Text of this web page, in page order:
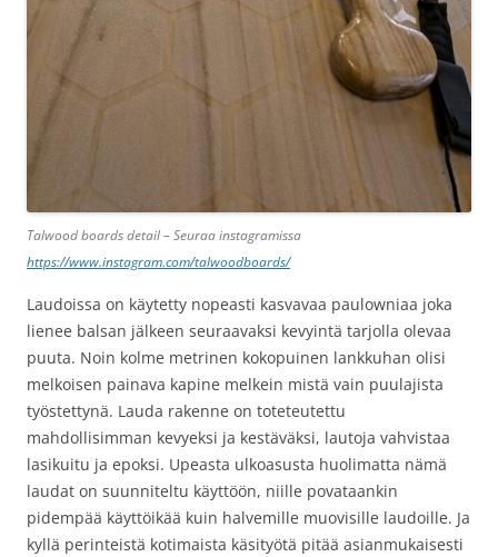
Talwood boards detail – Seuraa instagramissa
https://www.instagram.com/talwoodboards/
Laudoissa on käytetty nopeasti kasvavaa paulowniaa joka
lienee balsan jälkeen seuraavaksi kevyintä tarjolla olevaa
puuta. Noin kolme metrinen kokopuinen lankkuhan olisi
melkoisen painava kapine melkein mistä vain puulajista
työstettynä. Lauda rakenne on toteteutettu
mahdollisimman kevyeksi ja kestäväksi, lautoja vahvistaa
lasikuitu ja epoksi. Upeasta ulkoasusta huolimatta nämä
laudat on suunniteltu käyttöön, niille povataankin
pidempää käyttöikää kuin halvemille muovisille laudoille. Ja
kyllä perinteistä kotimaista käsityötä pitää asianmukaisesti